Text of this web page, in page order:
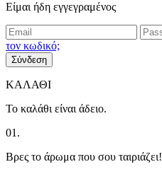
Είμαι ήδη εγγεγραμένος
τον κωδικό;
Σύνδεση
ΚΑΛΑΘΙ
Το καλάθι είναι άδειο.
01.
Βρες το άρωμα που σου ταιριάζει!